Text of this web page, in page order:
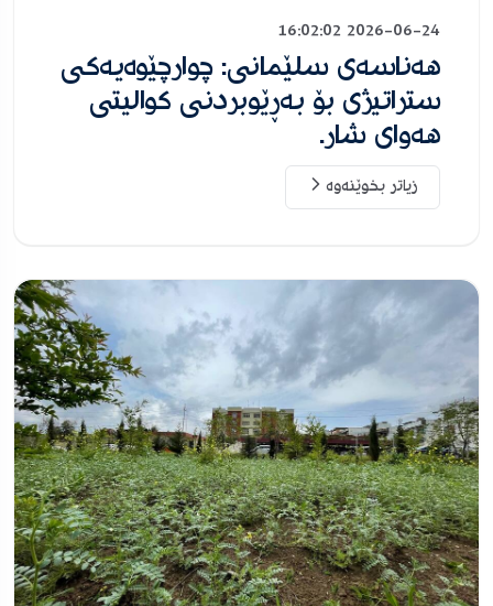
2026-06-24 16:02:02
هەناسەی سلێمانی: چوارچێوەیەکی
ستراتیژی بۆ بەڕێوبردنی کوالیتی
هەوای شار.
زیاتر بخوێنەوە